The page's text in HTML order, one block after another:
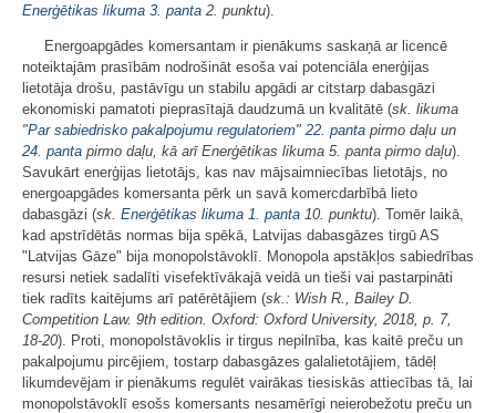
Enerģētikas likuma 3. panta 2. punktu).
Energoapgādes komersantam ir pienākums saskaņā ar licencē
noteiktajām prasībām nodrošināt esoša vai potenciāla enerģijas
lietotāja drošu, pastāvīgu un stabilu apgādi ar citstarp dabasgāzi
ekonomiski pamatoti pieprasītajā daudzumā un kvalitātē (sk. likuma
"Par sabiedrisko pakalpojumu regulatoriem" 22. panta pirmo daļu un
24. panta pirmo daļu, kā arī Enerģētikas likuma 5. panta pirmo daļu).
Savukārt enerģijas lietotājs, kas nav mājsaimniecības lietotājs, no
energoapgādes komersanta pērk un savā komercdarbībā lieto
dabasgāzi (sk. Enerģētikas likuma 1. panta 10. punktu). Tomēr laikā,
kad apstrīdētās normas bija spēkā, Latvijas dabasgāzes tirgū AS
"Latvijas Gāze" bija monopolstāvoklī. Monopola apstākļos sabiedrības
resursi netiek sadalīti visefektīvākajā veidā un tieši vai pastarpināti
tiek radīts kaitējums arī patērētājiem (sk.: Wish R., Bailey D.
Competition Law. 9th edition. Oxford: Oxford University, 2018, p. 7,
18-20). Proti, monopolstāvoklis ir tirgus nepilnība, kas kaitē preču un
pakalpojumu pircējiem, tostarp dabasgāzes galalietotājiem, tādēļ
likumdevējam ir pienākums regulēt vairākas tiesiskās attiecības tā, lai
monopolstāvoklī esošs komersants nesamērīgi neierobežotu preču un